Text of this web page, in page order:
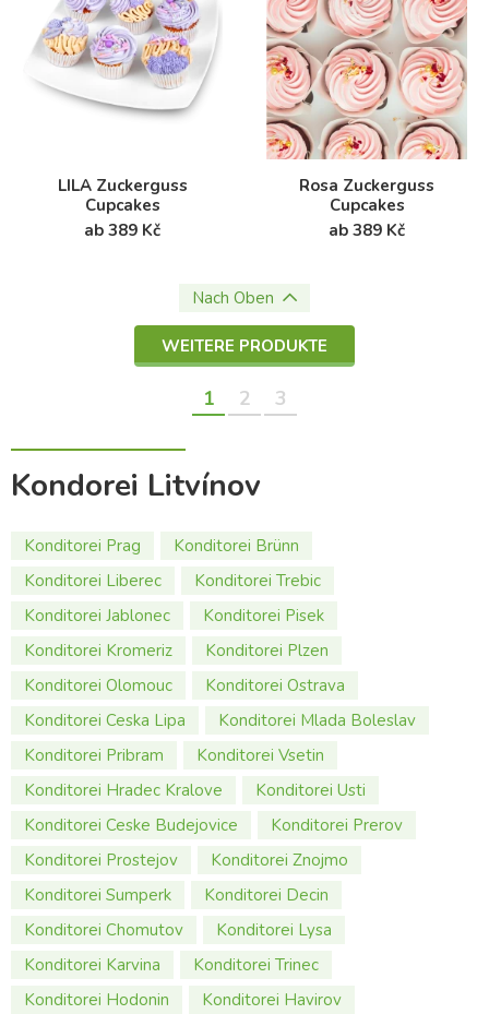
LILA Zuckerguss
Cupcakes
ab 389 Kč
Rosa Zuckerguss
Cupcakes
ab 389 Kč
Nach Oben
WEITERE PRODUKTE
1 2 3
Kondorei Litvínov
Konditorei Prag
Konditorei Brünn
Konditorei Liberec
Konditorei Trebic
Konditorei Jablonec
Konditorei Pisek
Konditorei Kromeriz
Konditorei Plzen
Konditorei Olomouc
Konditorei Ostrava
Konditorei Ceska Lipa
Konditorei Mlada Boleslav
Konditorei Pribram
Konditorei Vsetin
Konditorei Hradec Kralove
Konditorei Usti
Konditorei Ceske Budejovice
Konditorei Prerov
Konditorei Prostejov
Konditorei Znojmo
Konditorei Sumperk
Konditorei Decin
Konditorei Chomutov
Konditorei Lysa
Konditorei Karvina
Konditorei Trinec
Konditorei Hodonin
Konditorei Havirov